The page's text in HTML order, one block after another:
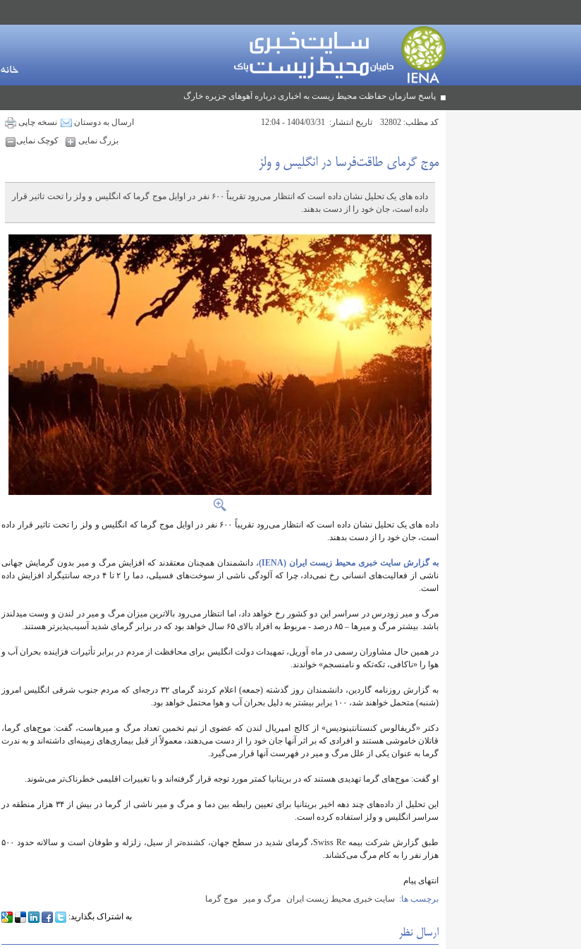
خانه
پاسخ سازمان حفاظت محیط زیست به اخباری درباره آهوهای جزیره خارگ
کد مطلب: تاریخ انتشار: نسخه چاپی
ارسال به دوستان
بزرگ نمایی
کوچک نمایی
موج گرمای طاقت‌فرسا در انگلیس و ولز
داده های یک تحلیل نشان داده است که انتظار می‌رود تقریباً ۶۰۰ نفر در اوایل موج گرما که انگلیس و ولز را تحت تاثیر قرار
داده است، جان خود را از دست بدهند.
داده های یک تحلیل نشان داده است که انتظار می‌رود تقریباً ۶۰۰ نفر در اوایل موج گرما که انگلیس و ولز را تحت تاثیر قرار داده
است، جان خود را از دست بدهند.
به گزارش سایت خبری محیط زیست ایران (IENA)
، دانشمندان همچنان معتقدند که افزایش مرگ و میر بدون گرمایش جهانی
ناشی از فعالیت‌های انسانی رخ نمی‌داد، چرا که آلودگی ناشی از سوخت‌های فسیلی، دما را ۲ تا ۴ درجه سانتیگراد افزایش داده
است.
مرگ و میر زودرس در سراسر این دو کشور رخ خواهد داد، اما انتظار می‌رود بالاترین میزان مرگ و میر در لندن و وست میدلندز
باشد. بیشتر مرگ و میرها – ۸۵ درصد - مربوط به افراد بالای ۶۵ سال خواهد بود که در برابر گرمای شدید آسیب‌پذیرتر هستند.
در همین حال مشاوران رسمی در ماه آوریل، تمهیدات دولت انگلیس برای محافظت از مردم در برابر تأثیرات فزاینده بحران آب و
هوا را «ناکافی، تکه‌تکه و نامنسجم» خواندند.
به گزارش روزنامه گاردین، دانشمندان روز گذشته (جمعه) اعلام کردند گرمای ۳۲ درجه‌ای که مردم جنوب شرقی انگلیس امروز
(شنبه) متحمل خواهند شد، ۱۰۰ برابر بیشتر به دلیل بحران آب و هوا محتمل خواهد بود.
دکتر «گریفالوس کنستانتینودیس» از کالج امپریال لندن که عضوی از تیم تخمین تعداد مرگ و میرهاست، گفت: موج‌های گرما،
قاتلان خاموشی هستند و افرادی که بر اثر آنها جان خود را از دست می‌دهند، معمولاً از قبل بیماری‌های زمینه‌ای داشته‌اند و به ندرت
گرما به عنوان یکی از علل مرگ و میر در فهرست آنها قرار می‌گیرد.
او گفت: موج‌های گرما تهدیدی هستند که در بریتانیا کمتر مورد توجه قرار گرفته‌اند و با تغییرات اقلیمی خطرناک‌تر می‌شوند.
این تحلیل از داده‌های چند دهه اخیر بریتانیا برای تعیین رابطه بین دما و مرگ و میر ناشی از گرما در بیش از ۳۴ هزار منطقه در
سراسر انگلیس و ولز استفاده کرده است.
طبق گزارش شرکت بیمه Swiss Re، گرمای شدید در سطح جهان، کشنده‌تر از سیل، زلزله و طوفان است و سالانه حدود ۵۰۰
هزار نفر را به کام مرگ می‌کشاند.
انتهای پیام
برچسب ها: سایت خبری محیط زیست ایران مرگ و میر
موج گرما
به اشتراک بگذارید:
ارسال نظر